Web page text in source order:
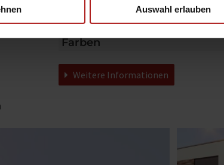
Auswahl erlauben
Farben
Weitere Informationen